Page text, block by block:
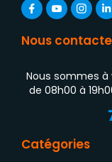
Nous
Nous sommes
de 08h00 à
Catégories